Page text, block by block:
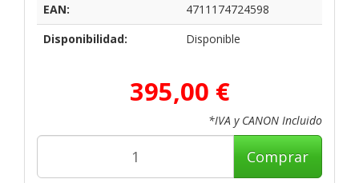
EAN:
4711174724598
Disponibilidad:
Disponible
395,00 €
*IVA y CANON Incluido
Comprar